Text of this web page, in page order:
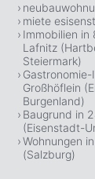
miete
Immobilien
Lafnitz
Steiermark)
Großhöflein
Burgenland)
Baugrund in
(Eisenstadt-
Wohnungen
(Salzburg)